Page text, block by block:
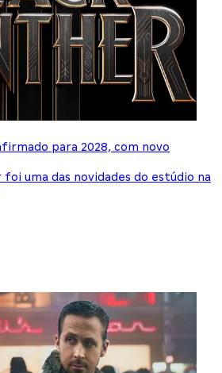
para 2028, com novo
foi uma das novidades do estúdio na